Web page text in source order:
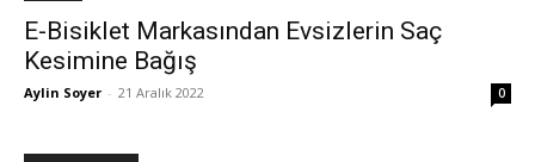
E-Bisiklet Markasından Evsizlerin Saç
Kesimine Bağış
Aylin Soyer - 21 Aralık 2022 0